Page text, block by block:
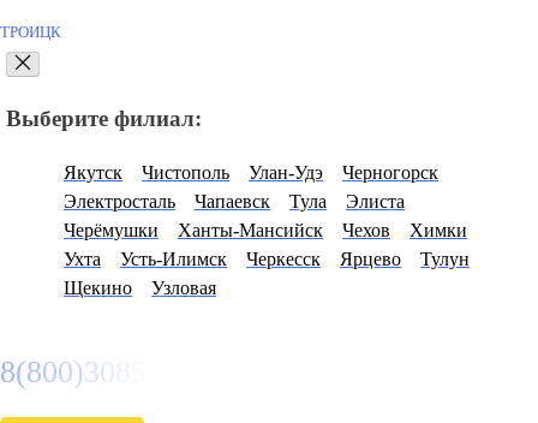
ТРОИЦК
Выберите филиал:
Якутск Чистополь Улан-Удэ
Черногорск
Электросталь
Чапаевск Тула
Элиста
Черёмушки
Ханты-Мансийск Чехов
Химки
Ухта
Усть-Илимск Черкесск Ярцево
Тулун
Щекино
Узловая
8(800)3085303